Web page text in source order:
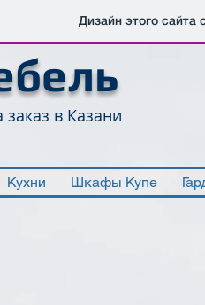
Дизайн этого сайта
в Казани
Кухни Шкафы Купе